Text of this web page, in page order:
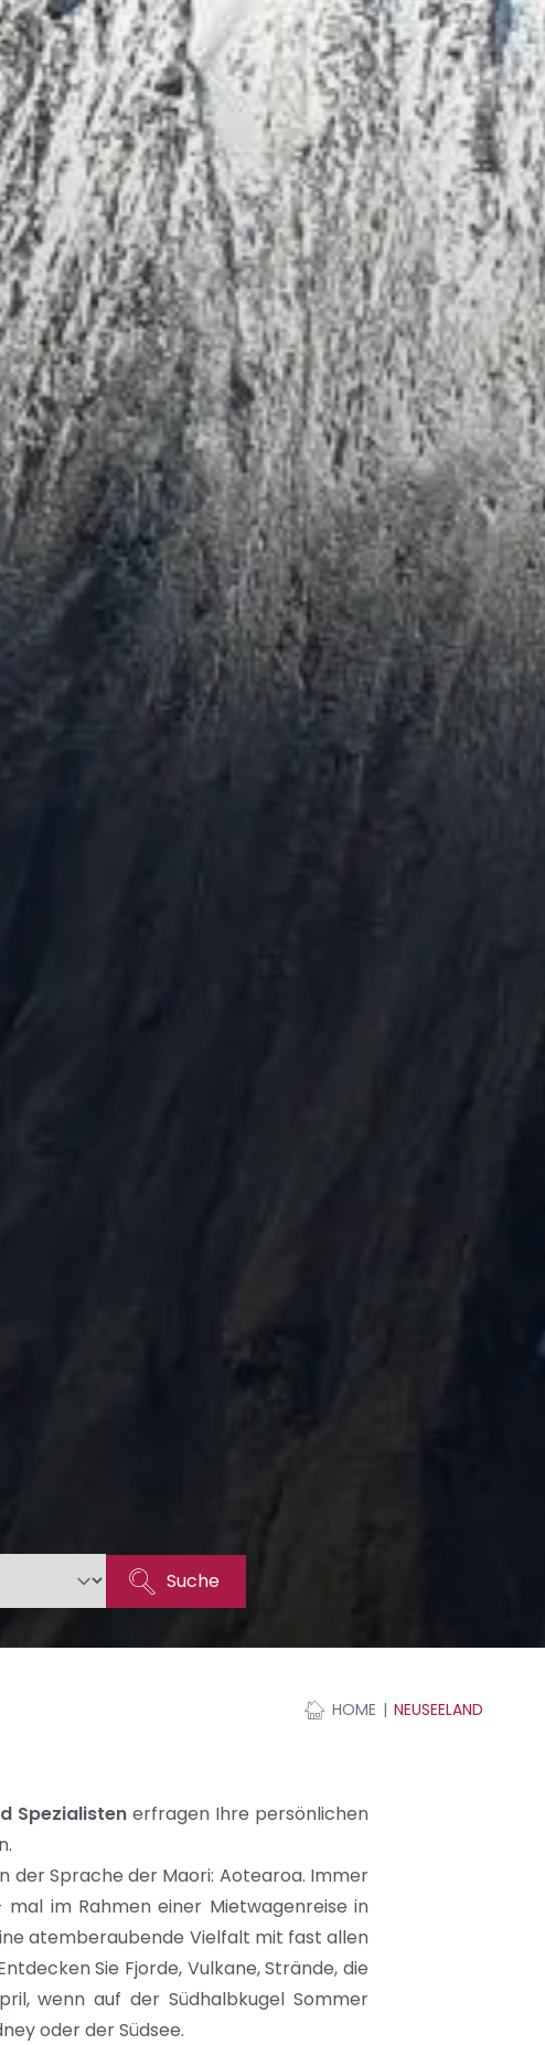
Suche
HOME NEUSEELAND
Spezialistenerfragen Ihre persönlichen
der Sprache der Maori: Aotearoa. Immer
mal im Rahmen einer Mietwagenreise in
atemberaubende Vielfalt mit fast allen
Sie Fjorde, Vulkane, Strände, die
wenn auf der Südhalbkugel Sommer
oder der Südsee.